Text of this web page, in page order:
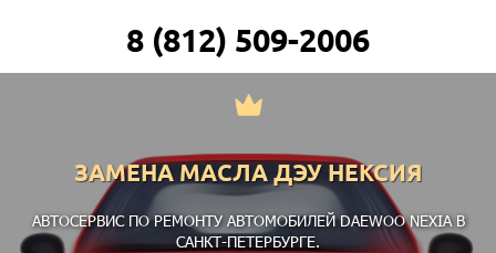
8 (812) 509-2006
ЗАМЕНА МАСЛА ДЭУ НЕКСИЯ
АВТОСЕРВИС ПО РЕМОНТУ АВТОМОБИЛЕЙ DAEWOO NEXIA В
САНКТ-ПЕТЕРБУРГЕ.